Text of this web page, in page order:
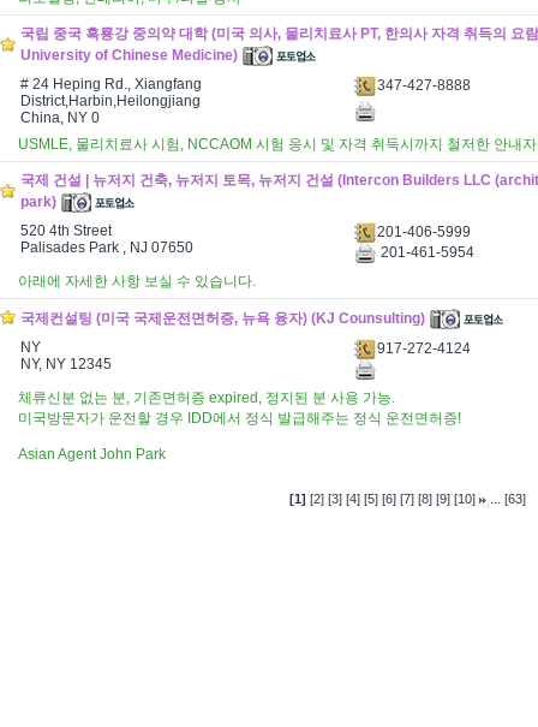
국립 중국 흑룡강 중의약 대학 (미국 의사, 물리치료사 PT, 한의사 자격 취득의 요
University of Chinese Medicine)
# 24 Heping Rd., Xiangfang
District,Harbin,Heilongjiang
China, NY 0
347-427-8888
USMLE, 물리치료사 시험, NCCAOM 시험 응시 및 자격 취득시까지 철저한 안내
국제 건설 | 뉴저지 건축, 뉴저지 토목, 뉴저지 건설 (Intercon Builders LLC
park)
520 4th Street
Palisades Park , NJ 07650
201-406-5999
201-461-5954
아래에 자세한 사항 보실 수 있습니다.
국제컨설팅 (미국 국제운전면허증, 뉴욕 융자) (KJ Counsulting)
NY
NY, NY 12345
917-272-4124
체류신분 없는 분, 기존면허증 expired, 정지된 분 사용 가능.
미국방문자가 운전할 경우 IDD에서 정식 발급해주는 정식 운전면허증!
Asian Agent John Park
[1] [2] [3] [4] [5] [6] [7] [8] [9] [10] ... [63]